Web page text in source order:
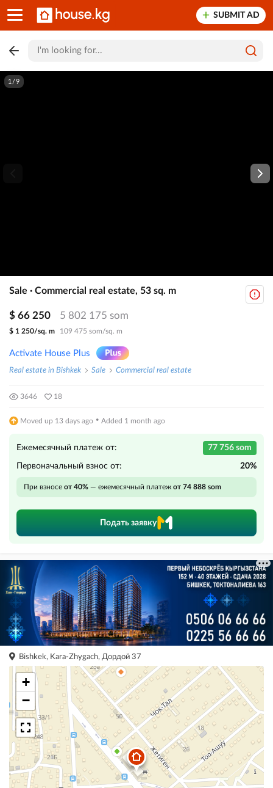
SUBMIT AD
1/9
Sale · Commercial real estate, 53 sq. m
$ 66 250 5 802 175 som
$ 1 250/sq. m 109 475 som/sq. m
Activate House Plus
Real estate in Bishkek Sale Commercial real estate
3646 18
Moved up 13 days ago · Added 1 month ago
Ежемесячный платеж от: 77 756 som
Первоначальный взнос от: 20%
При взносе от 40% — ежемесячный платеж от 74 888 som
Подать заявку
Bishkek, Kara-Zhygach, Дордой 37
+
−